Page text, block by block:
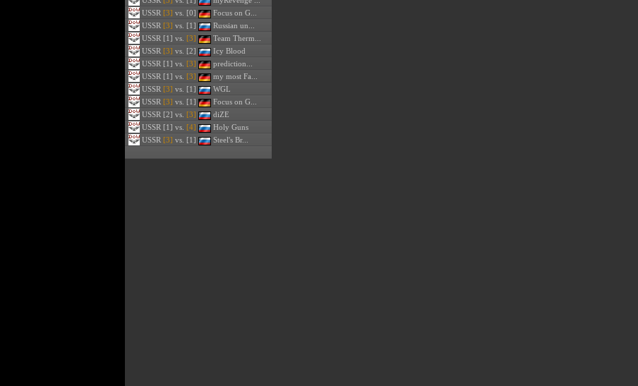
USSR [3] vs. [0]
Focus on G...
USSR [3] vs. [1]
Russian un...
USSR [1] vs. [3]
Team Therm...
USSR [3] vs. [2]
Icy Blood
USSR [1] vs. [3]
prediction...
USSR [1] vs. [3]
my most Fa...
USSR [3] vs. [1]
WGL
USSR [3] vs. [1]
Focus on G...
USSR [2] vs. [3]
diZE
USSR [1] vs. [4]
Holy Guns
USSR [3] vs. [1] Steel's Br...